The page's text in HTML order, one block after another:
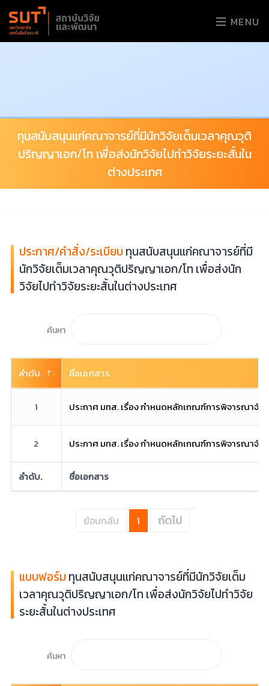
MENU
ทุนสนับสนุนแก่คณาจารย์ที่มีนักวิจัยเต็มเวลาคุณวุติ
ปริญญาเอก/โท เพื่อส่งนักวิจัยไปทำวิจัยระยะสั้นใน
ต่างประเทศ
ประกาศ/คำสั่ง/ระเบียบ ทุนสนับสนุนแก่คณาจารย์ที่มี
นักวิจัยเต็มเวลาคุณวุติปริญญาเอก/โท เพื่อส่งนัก
วิจัยไปทำวิจัยระยะสั้นในต่างประเทศ
ค้นหา
ลำดับ. ชื่อเอกสาร
1 ประกาศ มทส. เรื่อง กำหนดหลักเกณฑ์การพิจารณา
2 ประกาศ มทส. เรื่อง กำหนดหลักเกณฑ์การพิจารณา
ลำดับ. ชื่อเอกสาร
ย้อนกลับ 1 ถัดไป
แบบฟอร์ม ทุนสนับสนุนแก่คณาจารย์ที่มีนักวิจัยเต็ม
เวลาคุณวุติปริญญาเอก/โท เพื่อส่งนักวิจัยไปทำวิจัย
ระยะสั้นในต่างประเทศ
ค้นหา